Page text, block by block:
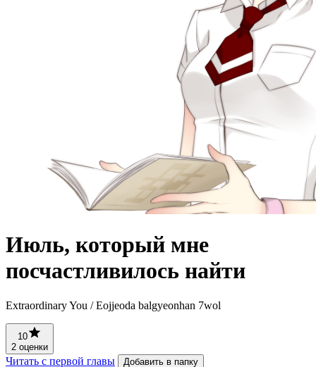
Июль, который мне
посчастливилось найти
Extraordinary You / Eojjeoda balgyeonhan 7wol
10
2 оценки
Читать с первой главы Добавить в папку